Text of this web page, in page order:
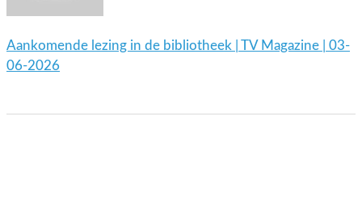
Aankomende lezing in de bibliotheek | TV Magazine | 03-
06-2026